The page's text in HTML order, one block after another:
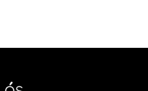
Óculos Shop